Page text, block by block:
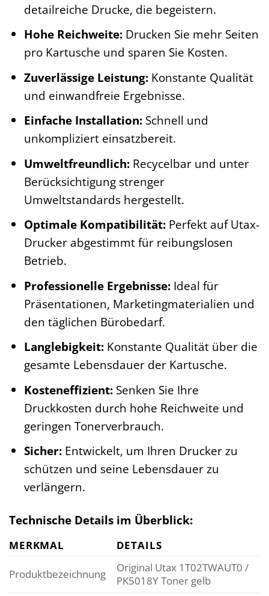
detailreiche Drucke, die begeistern.
Hohe Reichweite:Drucken Sie mehr Seiten
pro Kartusche und sparen Sie Kosten.
Zuverlässige Leistung:Konstante Qualität
und einwandfreie Ergebnisse.
Einfache Installation:Schnell und
unkompliziert einsatzbereit.
Umweltfreundlich:Recycelbar und unter
Berücksichtigung strenger
Umweltstandards hergestellt.
Optimale Kompatibilität:Perfekt auf Utax-
Drucker abgestimmt für reibungslosen
Betrieb.
Professionelle Ergebnisse:Ideal für
Präsentationen, Marketingmaterialien und
den täglichen Bürobedarf.
Langlebigkeit:Konstante Qualität über die
gesamte Lebensdauer der Kartusche.
Kosteneffizient:Senken Sie Ihre
Druckkosten durch hohe Reichweite und
geringen Tonerverbrauch.
Sicher:Entwickelt, um Ihren Drucker zu
schützen und seine Lebensdauer zu
verlängern.
Technische Details im Überblick:
MERKMAL DETAILS
Produktbezeichnung
Original Utax 1T02TWAUT0 /
PK5018Y Toner gelb